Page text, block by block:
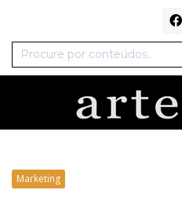
Marketing